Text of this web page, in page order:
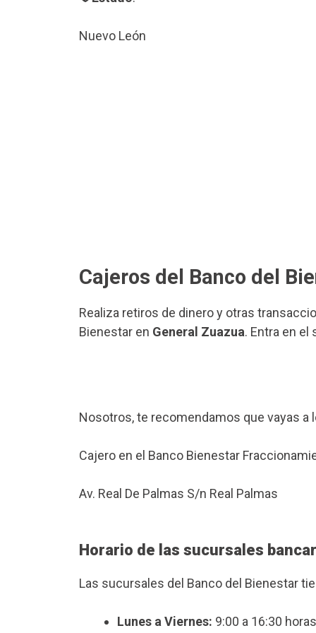
Nuevo León
Cajeros del Banco del
Realiza retiros de dinero y otras
Bienestar en General Zuazua. Entra en
Nosotros, te recomendamos que vayas
Cajero en el Banco Bienestar
Av. Real De Palmas S/n Real Palmas
Horario de las sucursales
Las sucursales del Banco del Bienestar
Lunes a Viernes: 9:00 a 16:30